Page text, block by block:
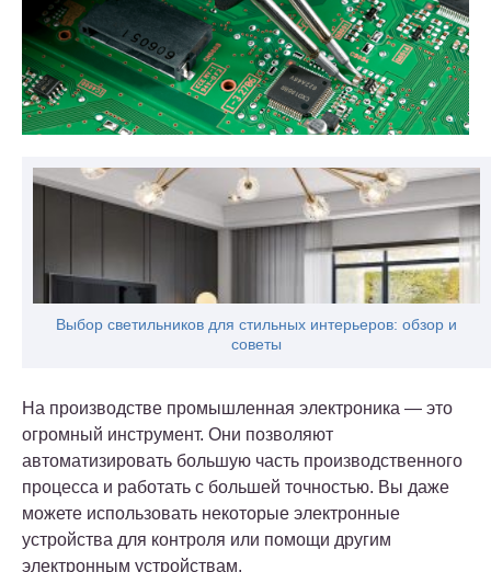
Выбор светильников для стильных интерьеров: обзор и
советы
На производстве промышленная электроника — это
огромный инструмент. Они позволяют
автоматизировать большую часть производственного
процесса и работать с большей точностью. Вы даже
можете использовать некоторые электронные
устройства для контроля или помощи другим
электронным устройствам.